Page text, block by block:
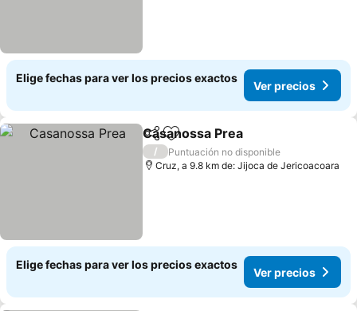
Elige fechas para ver los precios exactos
Ver precios
CompartirAgregar a favoritos
Casanossa Prea
/
Puntuación no disponible
Cruz, a 9.8 km de: Jijoca de Jericoacoara
Elige fechas para ver los precios exactos
Ver precios